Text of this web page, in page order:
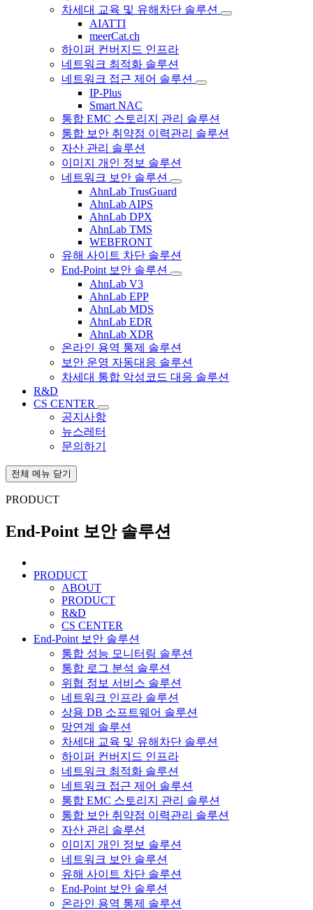
차세대 교육 및 유해차단 솔루션
AIATTI
meerCat.ch
하이퍼 컨버지드 인프라
네트워크 최적화 솔루션
네트워크 접근 제어 솔루션
IP-Plus
Smart NAC
통합 EMC 스토리지 관리 솔루션
통합 보안 취약점 이력관리 솔루션
자산 관리 솔루션
이미지 개인 정보 솔루션
네트워크 보안 솔루션
AhnLab TrusGuard
AhnLab AIPS
AhnLab DPX
AhnLab TMS
WEBFRONT
유해 사이트 차단 솔루션
End-Point 보안 솔루션
AhnLab V3
AhnLab EPP
AhnLab MDS
AhnLab EDR
AhnLab XDR
온라인 용역 통제 솔루션
보안 운영 자동대응 솔루션
차세대 통합 악성코드 대응 솔루션
R&D
CS CENTER
공지사항
뉴스레터
문의하기
전체 메뉴 닫기
PRODUCT
End-Point 보안 솔루션
PRODUCT
ABOUT
PRODUCT
R&D
CS CENTER
End-Point 보안 솔루션
통합 성능 모니터링 솔루션
통합 로그 분석 솔루션
위협 정보 서비스 솔루션
네트워크 인프라 솔루션
상용 DB 소프트웨어 솔루션
망연계 솔루션
차세대 교육 및 유해차단 솔루션
하이퍼 컨버지드 인프라
네트워크 최적화 솔루션
네트워크 접근 제어 솔루션
통합 EMC 스토리지 관리 솔루션
통합 보안 취약점 이력관리 솔루션
자산 관리 솔루션
이미지 개인 정보 솔루션
네트워크 보안 솔루션
유해 사이트 차단 솔루션
End-Point 보안 솔루션
온라인 용역 통제 솔루션